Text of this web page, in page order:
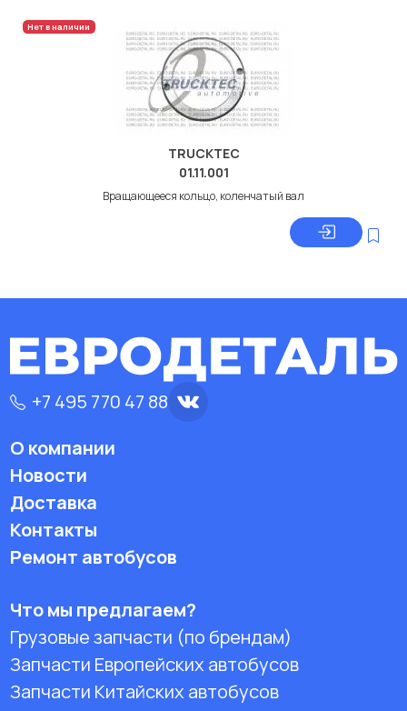
Нет в наличии
TRUCKTEC
01.11.001
Вращающееся кольцо, коленчатый вал
+7 495 770 47 88
О компании
Новости
Доставка
Контакты
Ремонт автобусов
Что мы предлагаем?
Грузовые запчасти (по брендам)
Запчасти Европейских автобусов
Запчасти Китайских автобусов